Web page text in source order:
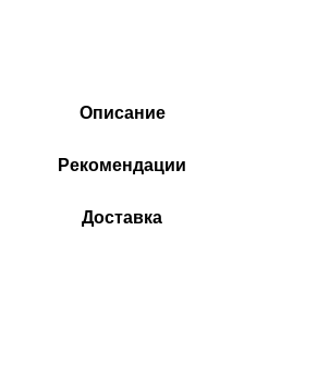
Описание
Рекомендации
Доставка